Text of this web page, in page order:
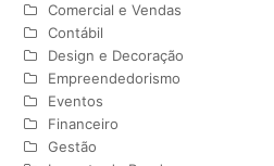
Comercial e Vendas
Contábil
Design e Decoração
Empreendedorismo
Eventos
Financeiro
Gestão